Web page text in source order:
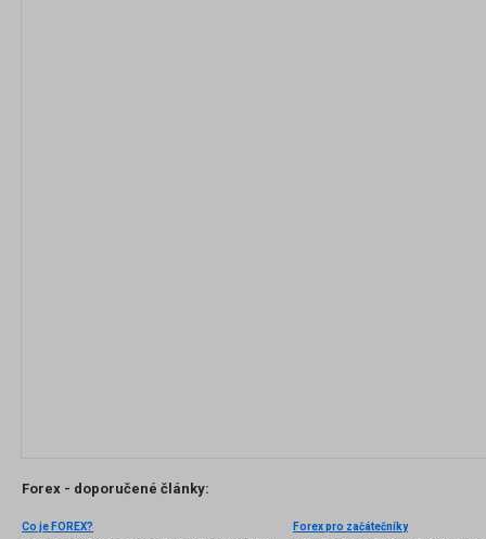
Forex - doporučené články:
Co je FOREX?
Forex pro začátečníky